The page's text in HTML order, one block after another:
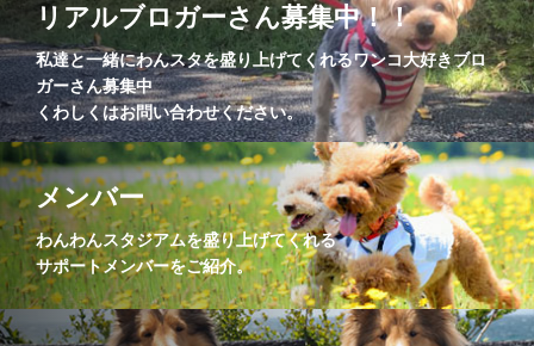
リアルブロガーさん募集中！！
私達と一緒にわんスタを盛り上げてくれるワンコ大好きブロ
ガーさん募集中
くわしくはお問い合わせください。
メンバー
わんわんスタジアムを盛り上げてくれる
サポートメンバーをご紹介。